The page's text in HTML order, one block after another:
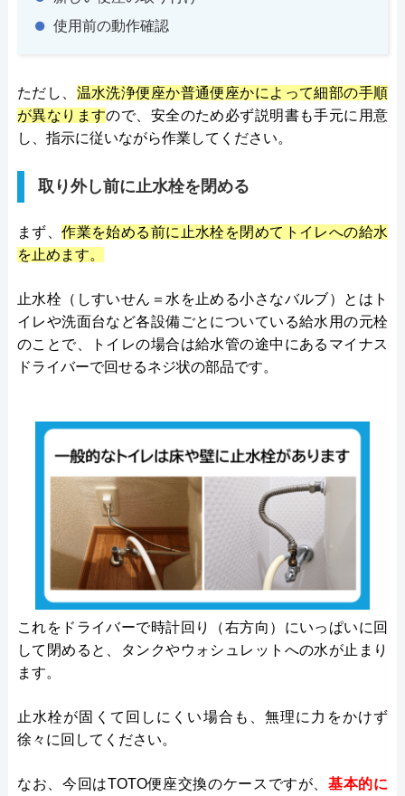
使用前の動作確認
ただし、 温水洗浄便座か普通便座かによって細部の手順
が異なりますので、安全のため必ず説明書も手元に用意
し、指示に従いながら作業してください。
取り外し前に止水栓を閉める
まず、作業を始める前に止水栓を閉めてトイレへの給水
を止めます。
止水栓（しすいせん＝水を止める小さなバルブ）とはト
イレや洗面台など各設備ごとについている給水用の元栓
のことで、トイレの場合は給水管の途中にあるマイナス
ドライバーで回せるネジ状の部品です。
これをドライバーで時計回り（右方向）にいっぱいに回
して閉めると、タンクやウォシュレットへの水が止まり
ます。
止水栓が固くて回しにくい場合も、無理に力をかけず
徐々に回してください。
なお、今回はTOTO便座交換のケースですが、基本的に